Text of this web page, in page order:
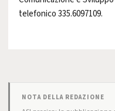
telefonico 335.6097109.
NOTA DELLA REDAZIONE